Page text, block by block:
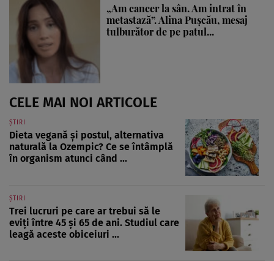
„Am cancer la sân. Am intrat în
metastază”. Alina Pușcău, mesaj
tulburător de pe patul...
CELE MAI NOI ARTICOLE
ȘTIRI
Dieta vegană și postul, alternativa
naturală la Ozempic? Ce se întâmplă
în organism atunci când ...
ȘTIRI
Trei lucruri pe care ar trebui să le
eviți între 45 și 65 de ani. Studiul care
leagă aceste obiceiuri ...